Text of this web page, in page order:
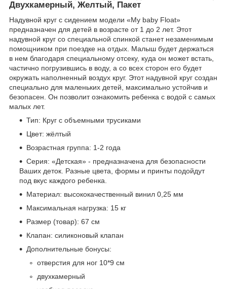
Двухкамерный, Желтый, Пакет
Надувной круг с сидением модели «My baby Float»
предназначен для детей в возрасте от 1 до 2 лет. Этот
надувной круг со специальной спинкой станет незаменимым
помощником при поездке на отдых. Малыш будет держаться
в нем благодаря специальному отсеку, куда он может встать,
частично погрузившись в воду, а со всех сторон его будет
окружать наполненный воздух круг. Этот надувной круг создан
специально для маленьких детей, максимально устойчив и
безопасен. Он позволит ознакомить ребенка с водой с самых
малых лет.
Тип: Круг с объемными трусиками
Цвет: жёлтый
Возрастная группа: 1-2 года
Серия: «Детская» - предназначена для безопасности
Ваших деток. Разные цвета, формы и принты подойдут
под вкус каждого ребенка.
Материал: высококачественный винил 0,25 мм
Максимальная нагрузка: 15 кг
Размер (товар): 67 см
Клапан: силиконовый клапан
Дополнительные бонусы:
отверстия для ног 10*9 см
двухкамерный